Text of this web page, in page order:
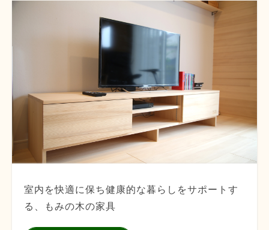
室内を快適に保ち健康的な暮らしをサポートす
る、もみの木の家具